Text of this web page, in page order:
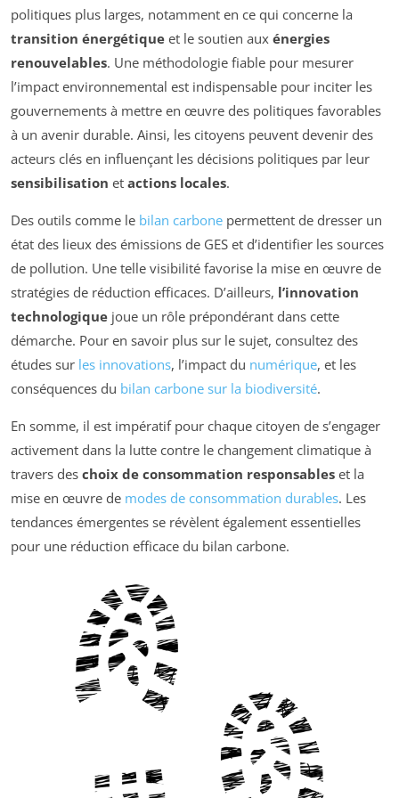
politiques plus larges, notamment en ce qui concerne la
transition énergétique et le soutien aux énergies
renouvelables. Une méthodologie fiable pour mesurer
l’impact environnemental est indispensable pour inciter les
gouvernements à mettre en œuvre des politiques favorables
à un avenir durable. Ainsi, les citoyens peuvent devenir des
acteurs clés en influençant les décisions politiques par leur
sensibilisation et actions locales.
Des outils comme le bilan carbone permettent de dresser un
état des lieux des émissions de GES et d’identifier les sources
de pollution. Une telle visibilité favorise la mise en œuvre de
stratégies de réduction efficaces. D’ailleurs, l’innovation
technologique joue un rôle prépondérant dans cette
démarche. Pour en savoir plus sur le sujet, consultez des
études sur les innovations, l’impact du numérique, et les
conséquences du bilan carbone sur la biodiversité.
En somme, il est impératif pour chaque citoyen de s’engager
activement dans la lutte contre le changement climatique à
travers des choix de consommation responsables et la
mise en œuvre de modes de consommation durables. Les
tendances émergentes se révèlent également essentielles
pour une réduction efficace du bilan carbone.